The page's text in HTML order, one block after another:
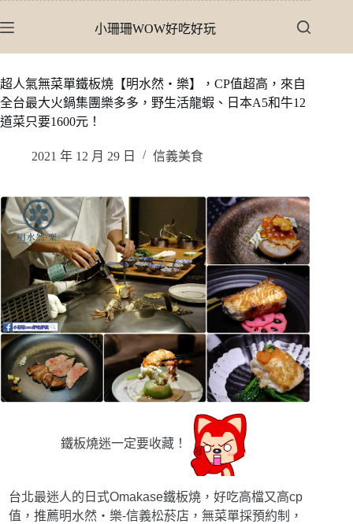
至
內
容
小珊珊WOW好吃好玩
超人氣無菜單鐵板燒【明水然・樂】，CP值超高，來自
全台最大火鍋集團樂多多，野生活龍蝦、日本A5和牛12
道菜只要1600元！
2021 年 12 月 29 日 信義美食
鐵板燒迷一定要收藏！
台北最迷人的日式Omakase鐵板燒，好吃高檔又高cp
值，推薦明水然・樂-信義松菸店，無菜單採預約制，